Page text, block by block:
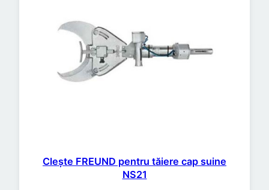
Clește FREUND pentru tăiere cap suine
NS21